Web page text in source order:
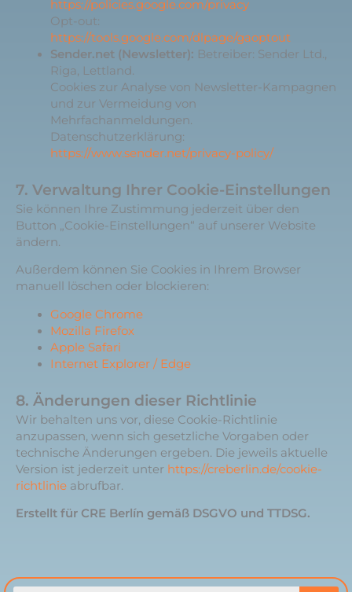
https://policies.google.com/privacy
Opt-out:
https://tools.google.com/dlpage/gaoptout
Sender.net (Newsletter): Betreiber: Sender Ltd.,
Riga, Lettland.
Cookies zur Analyse von Newsletter-Kampagnen
und zur Vermeidung von
Mehrfachanmeldungen.
Datenschutzerklärung:
https://www.sender.net/privacy-policy/
7. Verwaltung Ihrer Cookie-Einstellungen
Sie können Ihre Zustimmung jederzeit über den
Button „Cookie-Einstellungen“ auf unserer Website
ändern.
Außerdem können Sie Cookies in Ihrem Browser
manuell löschen oder blockieren:
Google Chrome
Mozilla Firefox
Apple Safari
Internet Explorer / Edge
8. Änderungen dieser Richtlinie
Wir behalten uns vor, diese Cookie-Richtlinie
anzupassen, wenn sich gesetzliche Vorgaben oder
technische Änderungen ergeben. Die jeweils aktuelle
Version ist jederzeit unter https://creberlin.de/cookie-
richtlinie abrufbar.
Erstellt für CRE Berlín gemäß DSGVO und TTDSG.